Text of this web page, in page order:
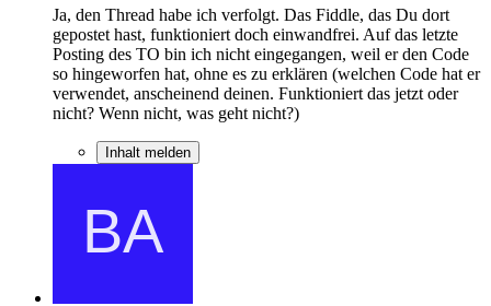
Ja, den Thread habe ich verfolgt. Das Fiddle, das Du dort
gepostet hast, funktioniert doch einwandfrei. Auf das letzte
Posting des TO bin ich nicht eingegangen, weil er den Code
so hingeworfen hat, ohne es zu erklären (welchen Code hat er
verwendet, anscheinend deinen. Funktioniert das jetzt oder
nicht? Wenn nicht, was geht nicht?)
Inhalt melden